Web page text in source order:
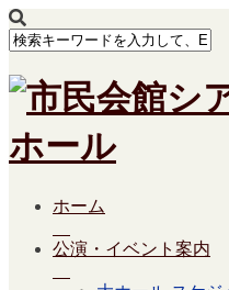
ホーム
公演・イベント案内